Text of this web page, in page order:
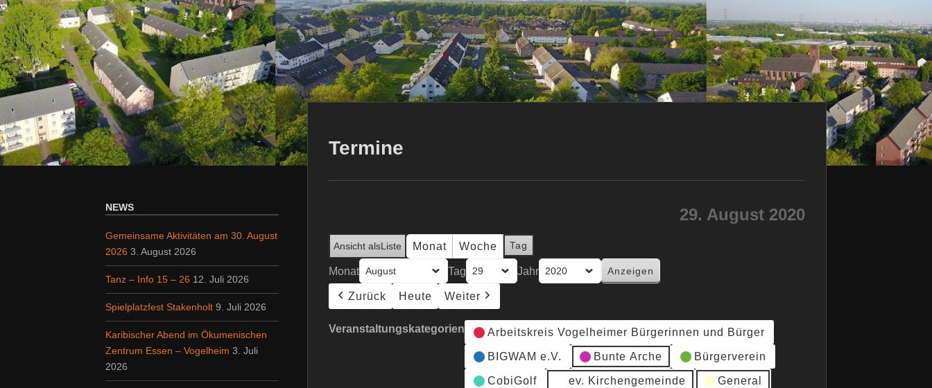
Termine
29. August 2020
Ansicht alsListe Monat Woche Tag
Monat Tag Jahr
Zurück Heute Weiter
Veranstaltungskategorien Arbeitskreis Vogelheimer Bürgerinnen und Bürger
BIGWAM e.V. Bunte Arche Bürgerverein
CobiGolf ev. Kirchengemeinde General
NEWS
Gemeinsame Aktivitäten am 30. August
2026 3. August 2026
Tanz – Info 15 – 26 12. Juli 2026
Spielplatzfest Stakenholt 9. Juli 2026
Karibischer Abend im Ökumenischen
Zentrum Essen – Vogelheim 3. Juli
2026